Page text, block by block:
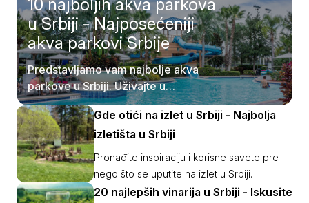
10 najboljih akva parkova
u Srbiji - Najposećeniji
akva parkovi Srbije
Predstavljamo vam najbolje akva
parkove u Srbiji. Uživajte u
pristupačnosti samih destinacija.
Gde otići na izlet u Srbiji - Najbolja
izletišta u Srbiji
Pronađite inspiraciju i korisne savete pre
nego što se uputite na izlet u Srbiji.
20 najlepših vinarija u Srbiji - Iskusite